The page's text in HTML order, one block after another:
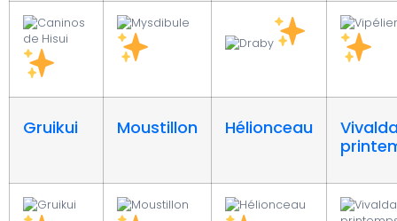
Gruikui Moustillon Hélionceau